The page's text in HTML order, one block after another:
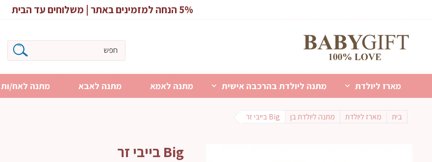
מארז ליולדת מתנה ליולדת בהרכבה אישית מתנה לאמא מתנה לאבא מתנה לאח/ות
5% הנחה למזמינים באתר | משלוחים עד הבית
בית מארז ליולדת מתנה ליולדת בן Big בייבי זר
Big בייבי זר